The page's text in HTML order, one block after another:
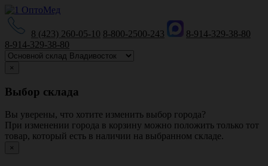
8 (423) 260-05-10 8-800-2500-243
8-914-329-38-80
8-914-329-38-80
×
Выбор склада
Вы уверены, что хотите изменить выбор города?
При изменении города в корзину можно положить только тот
товар, который есть в наличии на выбранном складе.
×